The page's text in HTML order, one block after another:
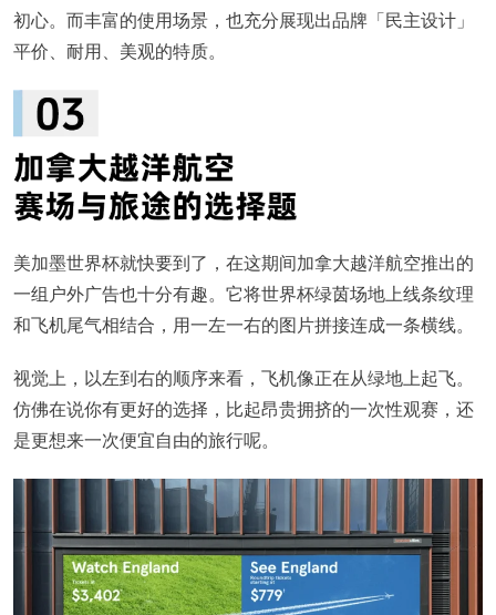
初心。而丰富的使用场景，也充分展现出品牌「民主设计」
平价、耐用、美观的特质。
美加墨世界杯就快要到了，在这期间加拿大越洋航空推出的
一组户外广告也十分有趣。它将世界杯绿茵场地上线条纹理
和飞机尾气相结合，用一左一右的图片拼接连成一条横线。
视觉上，以左到右的顺序来看，飞机像正在从绿地上起飞。
仿佛在说你有更好的选择，比起昂贵拥挤的一次性观赛，还
是更想来一次便宜自由的旅行呢。